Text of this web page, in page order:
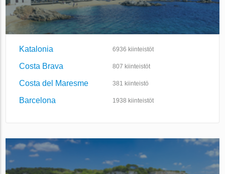
Katalonia 6936 kiinteistöt
Costa Brava 807 kiinteistöt
Costa del Maresme 381 kiinteistö
Barcelona 1938 kiinteistöt